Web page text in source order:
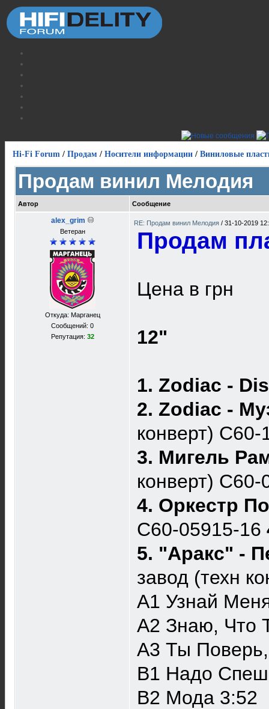
Hi-Fi Forum / Продам / Носители информации / Виниловые
Продам винил Мелодия
Автор Сообщение
alex_grim
Ветеран
Откуда: Марганец
Сообщений: 0
Репутация: 32
RE: Продам винил Мелодия / 31-10-2019
Продам
Цена в грн
12"
1. Zodiac -
2. Zodiac -
конверт)
3. Мигель
конверт)
4. Оркестр
С60-05915-16
5. "Аракс" -
завод (техн
A1 Узнай
A2 Знаю, Что
A3 Ты
B1 Надо
B2 Мода 3:52